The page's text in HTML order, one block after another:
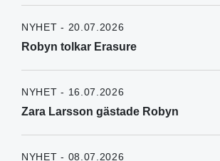
NYHET - 20.07.2026
Robyn tolkar Erasure
NYHET - 16.07.2026
Zara Larsson gästade Robyn
NYHET - 08.07.2026